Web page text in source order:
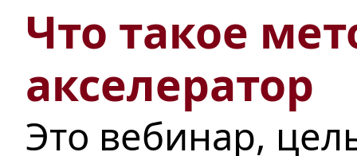
Что такое
акселератор
Это вебинар,